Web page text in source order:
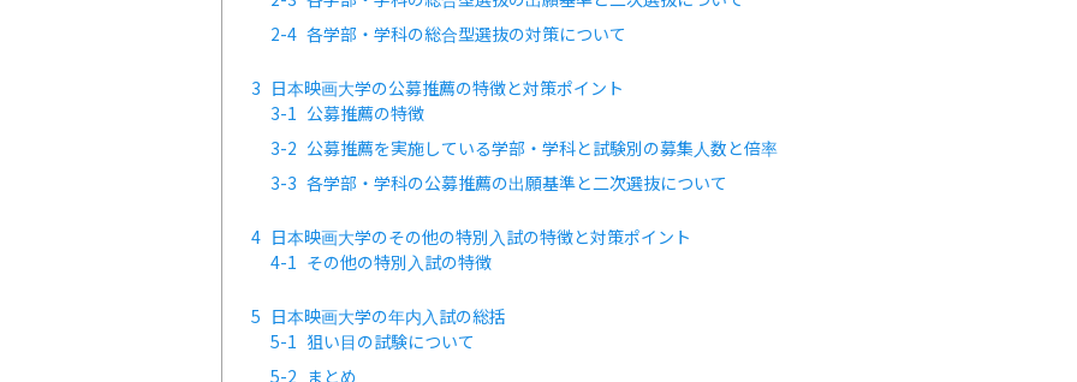
2-4 各学部・学科の総合型選抜の対策について
3 日本映画大学の公募推薦の特徴と対策ポイント
3-1 公募推薦の特徴
3-2 公募推薦を実施している学部・学科と試験別の募集人数と倍率
3-3 各学部・学科の公募推薦の出願基準と二次選抜について
4 日本映画大学のその他の特別入試の特徴と対策ポイント
4-1 その他の特別入試の特徴
5 日本映画大学の年内入試の総括
5-1 狙い目の試験について
5-2 まとめ